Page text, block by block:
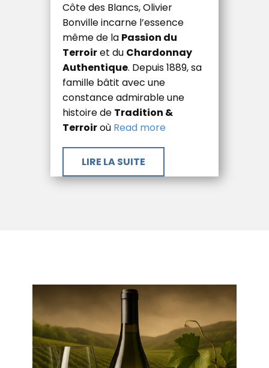
Côte des Blancs, Olivier
Bonville incarne l’essence
même de la Passion du
Terroiret du Chardonnay
Authentique. Depuis 1889, sa
famille bâtit avec une
constance admirable une
histoire de Tradition &
Terroiroù Read more
​LIRE LA SUITE